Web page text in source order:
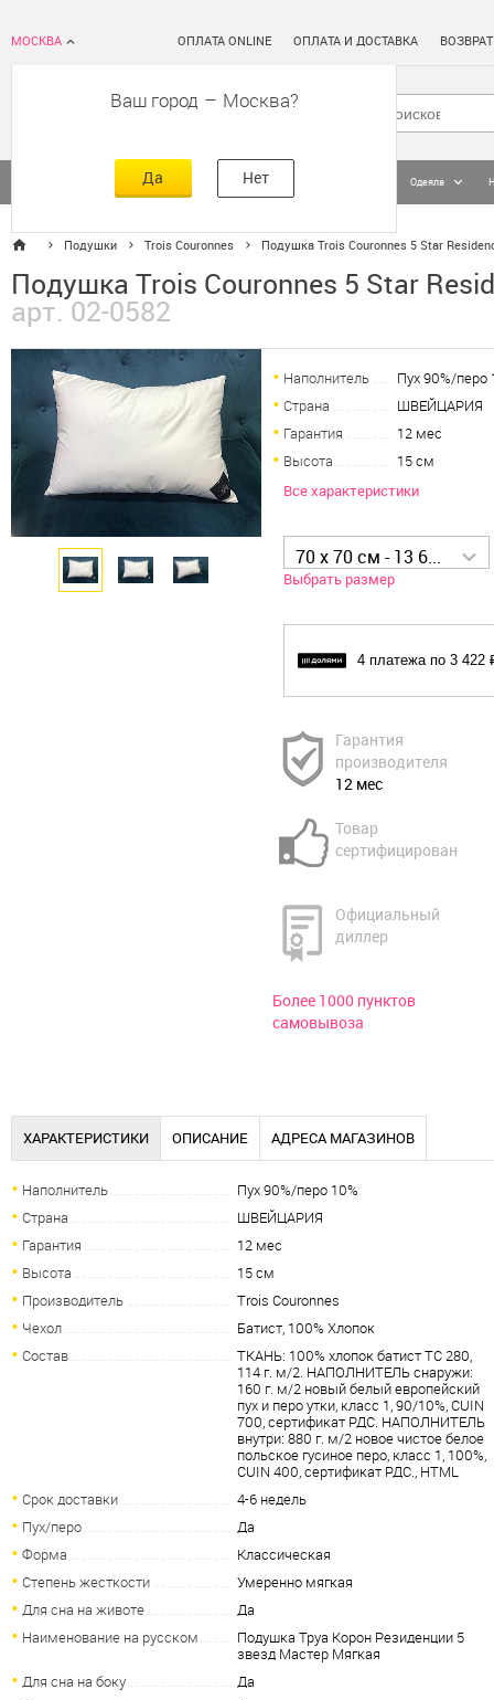
МОСКВА
Ваш город – Москва
Да Нет
ОПЛАТА ONLINE ОПЛАТА И ДОСТАВКА
Кровати Постельное белье Одеяла
Подушки Trois Couronnes Подушка Trois Couronnes 5 Star
Подушка Trois Couronnes 5 Star
арт. 02-0582
Наполнитель
Пух 90%/перо
Страна
ШВЕЙЦАРИЯ
Гарантия
12 мес
Высота
15 см
Все характеристики
70 x 70 см - 13 686 р
Выбрать размер
4 платежа по 3 422
Гарантия
производителя
12 мес
Товар
сертифицирован
Официальный
диллер
Более 1000 пунктов
самовывоза
ХАРАКТЕРИСТИКИ ОПИСАНИЕ АДРЕСА МАГАЗИНОВ
Наполнитель
Пух 90%/перо 10%
Страна
ШВЕЙЦАРИЯ
Гарантия
12 мес
Высота
15 см
Производитель
Trois Couronnes
Чехол
Батист, 100% Хлопок
Состав
ТКАНЬ: 100% хлопок батист TC 280,
114 г. м/2. НАПОЛНИТЕЛЬ снаружи:
160 г. м/2 новый белый европейский
пух и перо утки, класс 1, 90/10%, CUIN
700, сертификат РДС. НАПОЛНИТЕЛЬ
внутри: 880 г. м/2 новое чистое белое
польское гусиное перо, класс 1, 100%,
CUIN 400, сертификат РДС., HTML
Срок доставки
4-6 недель
Пух/перо
Да
Форма
Классическая
Степень жесткости
Умеренно мягкая
Для сна на животе
Да
Наименование на русском
Подушка Труа Корон Резиденции 5
звезд Мастер Мягкая
Для сна на боку
Да